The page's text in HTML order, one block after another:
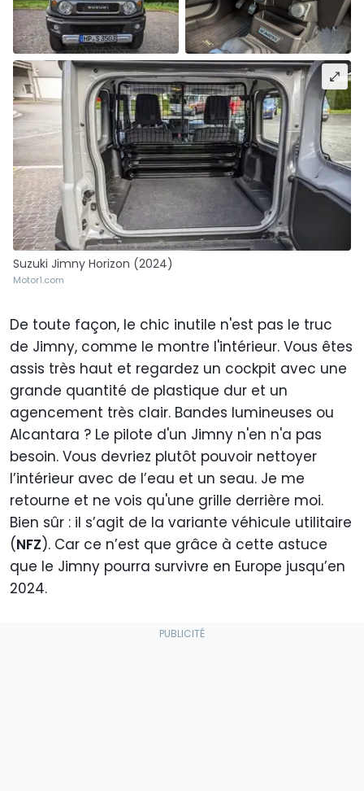
Suzuki Jimny Horizon (2024)
Motor1.com
De toute façon, le chic inutile n'est pas le truc
de Jimny, comme le montre l'intérieur. Vous êtes
assis très haut et regardez un cockpit avec une
grande quantité de plastique dur et un
agencement très clair. Bandes lumineuses ou
Alcantara ? Le pilote d'un Jimny n'en n'a pas
besoin. Vous devriez plutôt pouvoir nettoyer
l’intérieur avec de l’eau et un seau. Je me
retourne et ne vois qu'une grille derrière moi.
Bien sûr : il s’agit de la variante véhicule utilitaire
(NFZ). Car ce n’est que grâce à cette astuce
que le Jimny pourra survivre en Europe jusqu’en
2024.